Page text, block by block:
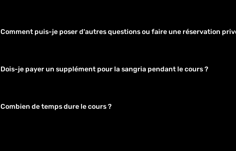
Comment puis-je poser d'autres questions ou faire une réservation
Dois-je payer un supplément pour la sangria pendant le cours ?
Combien de temps dure le cours ?